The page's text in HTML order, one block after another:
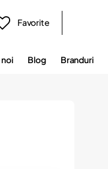
Favorite
Blog Branduri